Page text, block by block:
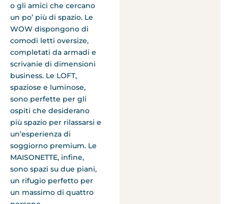
o gli amici che cercano
un po’ più di spazio. Le
WOW dispongono di
comodi letti oversize,
completati da armadi e
scrivanie di dimensioni
business. Le LOFT,
spaziose e luminose,
sono perfette per gli
ospiti che desiderano
più spazio per rilassarsi e
un’esperienza di
soggiorno premium. Le
MAISONETTE, infine,
sono spazi su due piani,
un rifugio perfetto per
un massimo di quattro